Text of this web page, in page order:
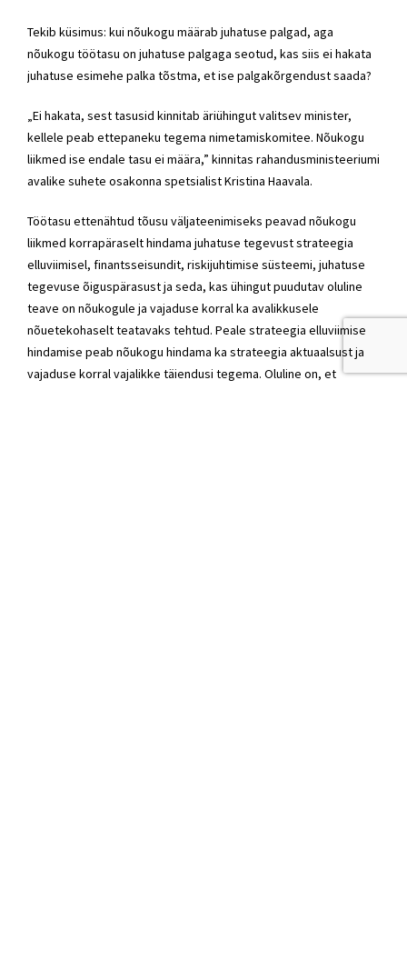
Tekib küsimus: kui nõukogu määrab juhatuse palgad, aga
nõukogu töötasu on juhatuse palgaga seotud, kas siis ei hakata
juhatuse esimehe palka tõstma, et ise palgakõrgendust saada?
„Ei hakata, sest tasusid kinnitab äriühingut valitsev minister,
kellele peab ettepaneku tegema nimetamiskomitee. Nõukogu
liikmed ise endale tasu ei määra,” kinnitas rahandusministeeriumi
avalike suhete osakonna spetsialist Kristina Haavala.
Töötasu ettenähtud tõusu väljateenimiseks peavad nõukogu
liikmed korrapäraselt hindama juhatuse tegevust strateegia
elluviimisel, finantsseisundit, riskijuhtimise süsteemi, juhatuse
tegevuse õiguspärasust ja seda, kas ühingut puudutav oluline
teave on nõukogule ja vajaduse korral ka avalikkusele
nõuetekohaselt teatavaks tehtud. Peale strateegia elluviimise
hindamise peab nõukogu hindama ka strateegia aktuaalsust ja
vajaduse korral vajalikke täiendusi tegema. Oluline on, et